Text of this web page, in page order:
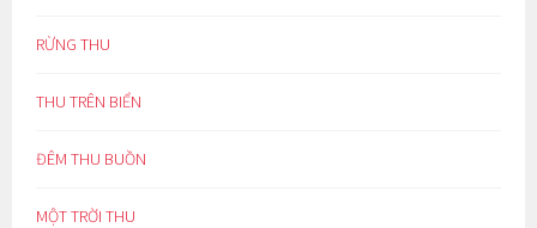
RỪNG THU
THU TRÊN BIỂN
ĐÊM THU BUỒN
MỘT TRỜI THU